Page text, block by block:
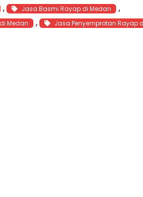
, Jasa Basmi Rayap di Medan ,
Medan , Jasa Penyemprotan Rayap